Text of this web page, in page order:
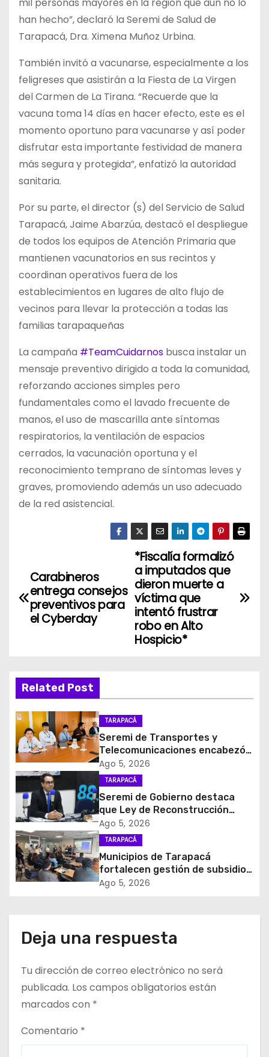
han hecho”, declaró la Seremi de Salud de
Tarapacá, Dra. Ximena Muñoz Urbina.
También invitó a vacunarse, especialmente a los
feligreses que asistirán a la Fiesta de La Virgen
del Carmen de La Tirana. “Recuerde que la
vacuna toma 14 días en hacer efecto, este es el
momento oportuno para vacunarse y así poder
disfrutar esta importante festividad de manera
más segura y protegida”, enfatizó la autoridad
sanitaria.
Por su parte, el director (s) del Servicio de Salud
Tarapacá, Jaime Abarzúa, destacó el despliegue
de todos los equipos de Atención Primaria que
mantienen vacunatorios en sus recintos y
coordinan operativos fuera de los
establecimientos en lugares de alto flujo de
vecinos para llevar la protección a todas las
familias tarapaqueñas
La campaña #TeamCuidarnos busca instalar un
mensaje preventivo dirigido a toda la comunidad,
reforzando acciones simples pero
fundamentales como el lavado frecuente de
manos, el uso de mascarilla ante síntomas
respiratorios, la ventilación de espacios
cerrados, la vacunación oportuna y el
reconocimiento temprano de síntomas leves y
graves, promoviendo además un uso adecuado
de la red asistencial.
a
c
i
ó
n
d
e
e
r
a
d
*Fiscalía formalizó
a imputados que
dieron muerte a
víctima que
intentó frustrar
robo en Alto
Hospicio*
Carabineros
entrega consejos
preventivos para
el Cyberday
Related Post
TARAPACÁ
Seremi de Transportes y
Telecomunicaciones encabezó
primera mesa de coordinación
para el retiro de cables en
desuso en Iquique
Ago 5, 2026
TARAPACÁ
Seremi de Gobierno destaca
que Ley de Reconstrucción
Nacional impulsará la inversión
y el empleo en Tarapacá
Ago 5, 2026
TARAPACÁ
Municipios de Tarapacá
fortalecen gestión de subsidios
de agua potable en jornada
Ago 5, 2026
Deja una respuesta
Tu dirección de correo electrónico no será
publicada. Los campos obligatorios están
marcados con *
Comentario *